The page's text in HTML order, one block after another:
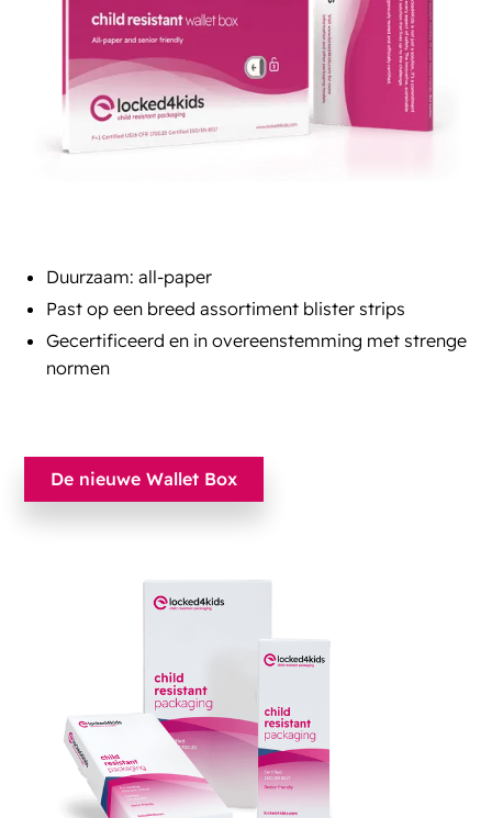
Duurzaam: all-paper
Past op een breed assortiment blister strips
Gecertificeerd en in overeenstemming met strenge
normen
De nieuwe Wallet Box